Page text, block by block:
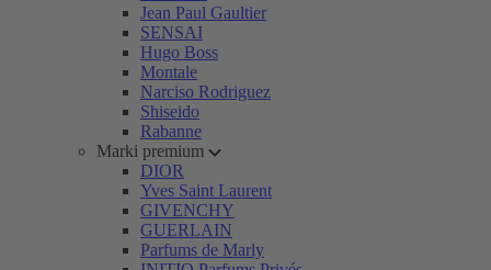
Jean Paul Gaultier
SENSAI
Hugo Boss
Montale
Narciso Rodriguez
Shiseido
Rabanne
Marki premium
DIOR
Yves Saint Laurent
GIVENCHY
GUERLAIN
Parfums de Marly